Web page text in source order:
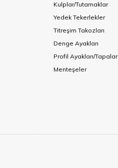
Kulplar/Tutamaklar
Yedek Tekerlekler
Titreşim Takozları
Denge Ayakları
Profil Ayakları/Tapalar
Menteşeler